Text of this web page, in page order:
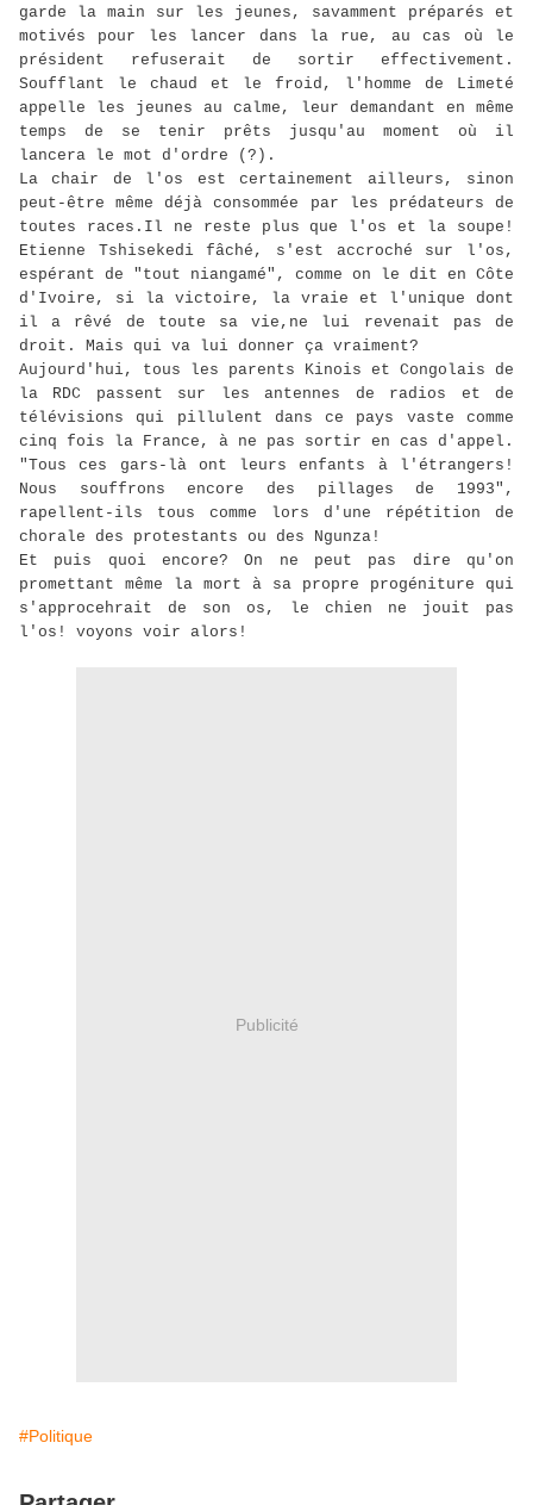
garde la main sur les jeunes, savamment préparés et
motivés pour les lancer dans la rue, au cas où le
président refuserait de sortir effectivement.
Soufflant le chaud et le froid, l'homme de Limeté
appelle les jeunes au calme, leur demandant en même
temps de se tenir prêts jusqu'au moment où il
lancera le mot d'ordre (?).
La chair de l'os est certainement ailleurs, sinon
peut-être même déjà consommée par les prédateurs de
toutes races.Il ne reste plus que l'os et la soupe!
Etienne Tshisekedi fâché, s'est accroché sur l'os,
espérant de "tout niangamé", comme on le dit en Côte
d'Ivoire, si la victoire, la vraie et l'unique dont
il a rêvé de toute sa vie,ne lui revenait pas de
droit. Mais qui va lui donner ça vraiment?
Aujourd'hui, tous les parents Kinois et Congolais de
la RDC passent sur les antennes de radios et de
télévisions qui pillulent dans ce pays vaste comme
cinq fois la France, à ne pas sortir en cas d'appel.
"Tous ces gars-là ont leurs enfants à l'étrangers!
Nous souffrons encore des pillages de 1993",
rapellent-ils tous comme lors d'une répétition de
chorale des protestants ou des Ngunza!
Et puis quoi encore? On ne peut pas dire qu'on
promettant même la mort à sa propre progéniture qui
s'approcehrait de son os, le chien ne jouit pas
l'os! voyons voir alors!
Publicité
#Politique